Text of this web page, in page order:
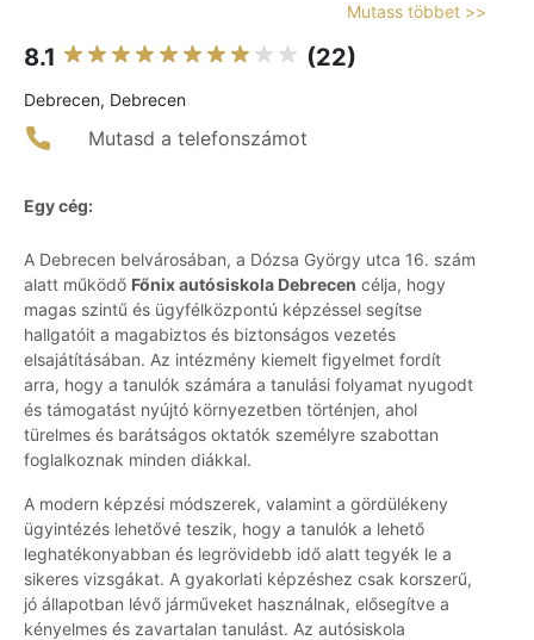
Mutass többet >>
8.1 (22)
Debrecen, Debrecen
Mutasd a telefonszámot
Egy cég:
A Debrecen belvárosában, a Dózsa György utca 16. szám
alatt működő Főnix autósiskola Debrecen célja, hogy
magas szintű és ügyfélközpontú képzéssel segítse
hallgatóit a magabiztos és biztonságos vezetés
elsajátításában. Az intézmény kiemelt figyelmet fordít
arra, hogy a tanulók számára a tanulási folyamat nyugodt
és támogatást nyújtó környezetben történjen, ahol
türelmes és barátságos oktatók személyre szabottan
foglalkoznak minden diákkal.
A modern képzési módszerek, valamint a gördülékeny
ügyintézés lehetővé teszik, hogy a tanulók a lehető
leghatékonyabban és legrövidebb idő alatt tegyék le a
sikeres vizsgákat. A gyakorlati képzéshez csak korszerű,
jó állapotban lévő járműveket használnak, elősegítve a
kényelmes és zavartalan tanulást. Az autósiskola